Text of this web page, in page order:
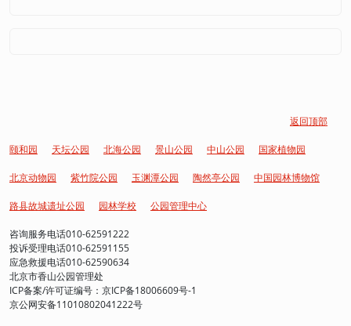
返回顶部
颐和园 天坛公园 北海公园 景山公园 中山公园 国家植物园
北京动物园 紫竹院公园 玉渊潭公园 陶然亭公园 中国园林博物馆
路县故城遗址公园 园林学校 公园管理中心
咨询服务电话010-62591222
投诉受理电话010-62591155
应急救援电话010-62590634
北京市香山公园管理处
ICP备案/许可证编号：京ICP备18006609号-1
京公网安备11010802041222号